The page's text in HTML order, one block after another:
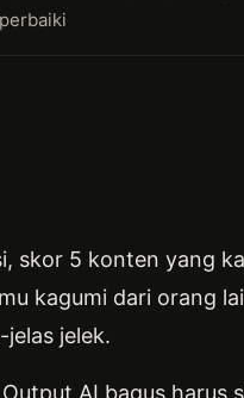
skor 5 konten yang
kagumi dari orang
jelek.
AI bagus harus